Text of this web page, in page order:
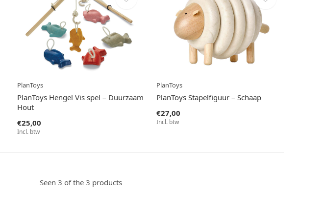
PlanToys
PlanToys Hengel Vis spel – Duurzaam
Hout
€25,00
Incl. btw
PlanToys
PlanToys Stapelfiguur – Schaap
€27,00
Incl. btw
Seen 3 of the 3 products